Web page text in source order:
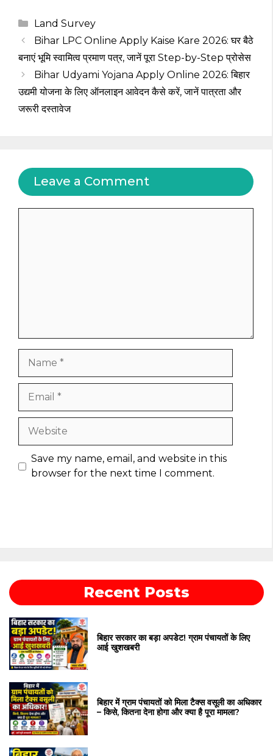
Categories
Land Survey
Bihar LPC Online Apply Kaise Kare 2026: घर बैठे
बनाएं भूमि स्वामित्व प्रमाण पत्र, जानें पूरा Step-by-Step प्रोसेस
Bihar Udyami Yojana Apply Online 2026: बिहार
उद्यमी योजना के लिए ऑनलाइन आवेदन कैसे करें, जानें पात्रता और
जरूरी दस्तावेज
Leave a Comment
Website
Save my name, email, and website in this
browser for the next time I comment.
Recent Posts
बिहार सरकार का बड़ा अपडेट! ग्राम पंचायतों के लिए
आई खुशखबरी
बिहार में ग्राम पंचायतों को मिला टैक्स वसूली का अधिकार
– किसे, कितना देना होगा और क्या है पूरा मामला?